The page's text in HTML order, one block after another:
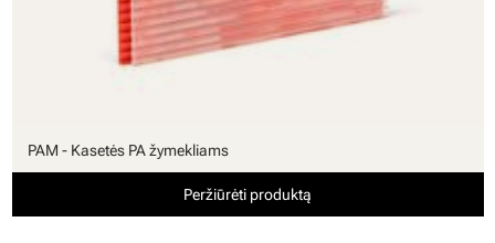
PAM - Kasetės PA žymekliams
Peržiūrėti produktą